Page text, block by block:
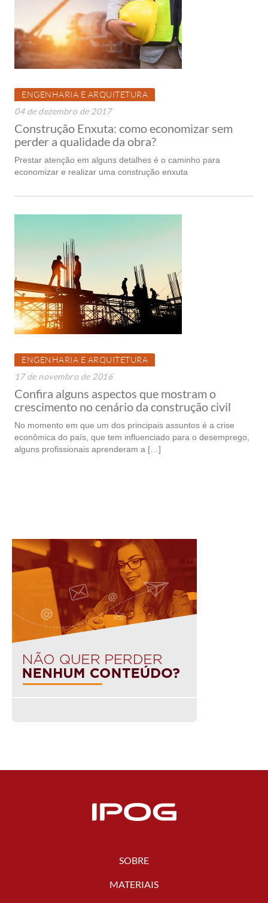
ENGENHARIA E ARQUITETURA
04 de dezembro de 2017
Construção Enxuta: como economizar sem
perder a qualidade da obra?
Prestar atenção em alguns detalhes é o caminho para
economizar e realizar uma construção enxuta
ENGENHARIA E ARQUITETURA
17 de novembro de 2016
Confira alguns aspectos que mostram o
crescimento no cenário da construção civil
No momento em que um dos principais assuntos é a crise
econômica do país, que tem influenciado para o desemprego,
alguns profissionais aprenderam a […]
SOBRE
MATERIAIS